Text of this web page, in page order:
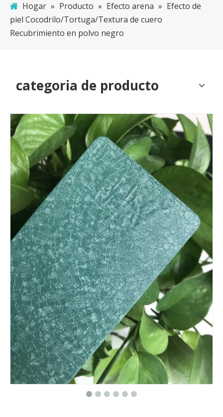
Hogar » Producto » Efecto arena » Efecto de
piel Cocodrilo/Tortuga/Textura de cuero
Recubrimiento en polvo negro
categoria de producto